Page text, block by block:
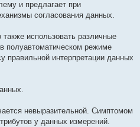
и предлагает при
согласования данных.
использовать различные
полуавтоматическом режиме
правильной интерпретации данных
невыразительной. Симптомом
у данных измерений.